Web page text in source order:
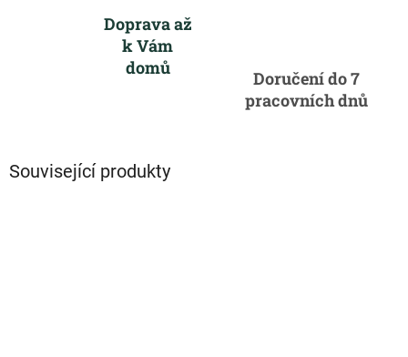
Doprava až
k Vám
domů
Doručení do 7
pracovních dnů
Související produkty